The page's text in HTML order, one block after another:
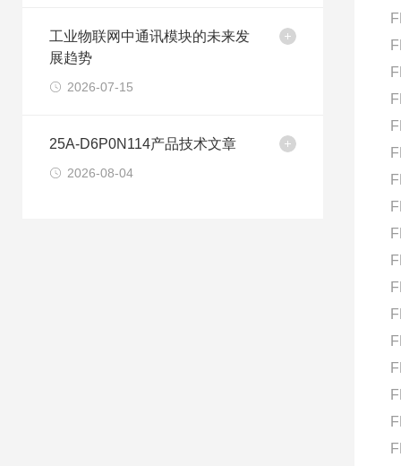
工业物联网中通讯模块的未来发
展趋势
2026-07-15
25A-D6P0N114产品技术文章
2026-08-04